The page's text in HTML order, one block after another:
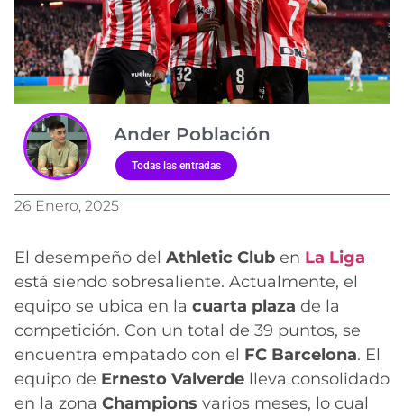
Ander Población
Todas las entradas
26 Enero, 2025
El desempeño del Athletic Club en La Liga
está siendo sobresaliente. Actualmente, el
equipo se ubica en la cuarta plaza de la
competición. Con un total de 39 puntos, se
encuentra empatado con el FC Barcelona. El
equipo de Ernesto Valverde lleva consolidado
en la zona Champions varios meses, lo cual